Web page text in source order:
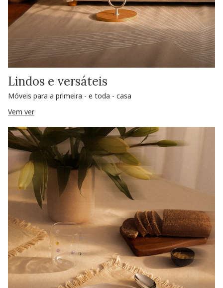
Lindos e versáteis
Móveis para a primeira - e toda - casa
Vem ver